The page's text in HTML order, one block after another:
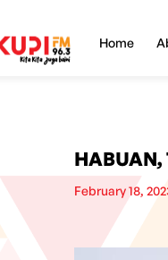
Home
HABUAN,
February 18,